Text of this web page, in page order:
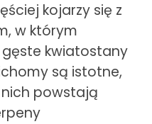
kojarzy się z
w którym
kwiatostany
są istotne,
powstają